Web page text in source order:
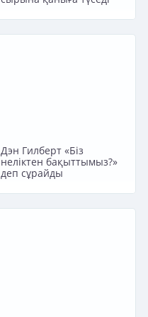
Дэн Гилберт «Біз
неліктен бақыттымыз?»
деп сұрайды